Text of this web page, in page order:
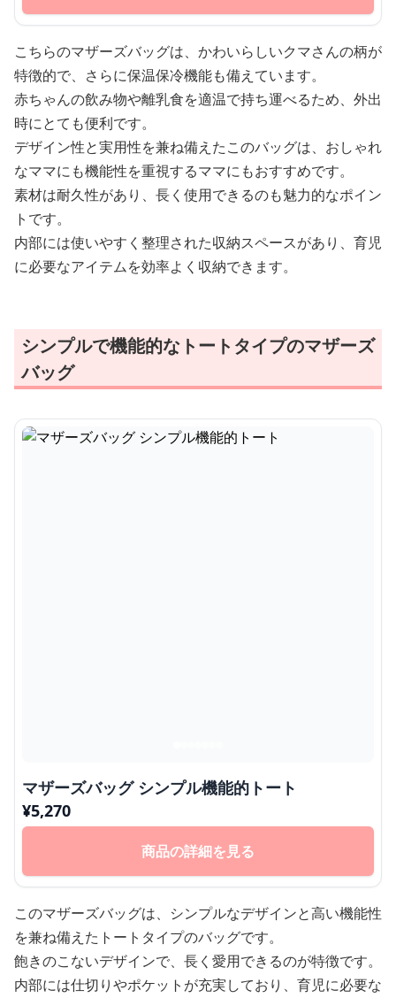
こちらのマザーズバッグは、かわいらしいクマさんの柄が
特徴的で、さらに保温保冷機能も備えています。
赤ちゃんの飲み物や離乳食を適温で持ち運べるため、外出
時にとても便利です。
デザイン性と実用性を兼ね備えたこのバッグは、おしゃれ
なママにも機能性を重視するママにもおすすめです。
素材は耐久性があり、長く使用できるのも魅力的なポイン
トです。
内部には使いやすく整理された収納スペースがあり、育児
に必要なアイテムを効率よく収納できます。
シンプルで機能的なトートタイプのマザーズ
バッグ
マザーズバッグ シンプル機能的トート
¥5,270
商品の詳細を見る
このマザーズバッグは、シンプルなデザインと高い機能性
を兼ね備えたトートタイプのバッグです。
飽きのこないデザインで、長く愛用できるのが特徴です。
内部には仕切りやポケットが充実しており、育児に必要な